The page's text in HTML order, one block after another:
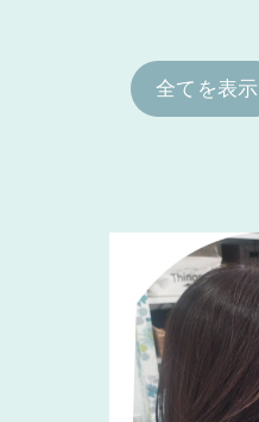
全てを表示